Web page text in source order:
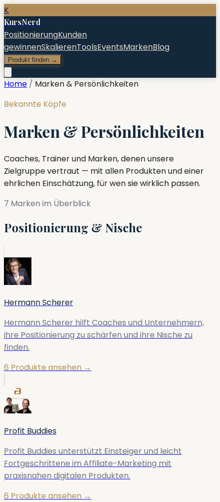
K
KursNerd
PositionierungKunden
gewinnenSkalierenToolsEventsMarkenBlog
Produkt finden →
Home / Marken & Persönlichkeiten
Bekannte Köpfe
Marken & Persönlichkeiten
Coaches, Trainer und Marken, denen unsere
Zielgruppe vertraut — mit allen Produkten und einer
ehrlichen Einschätzung, für wen sie wirklich passen.
7 Marken im Überblick
Positionierung & Nische
Hermann Scherer
Hermann Scherer hilft Coaches und Unternehmern,
ihre Positionierung zu schärfen und ihre Nische zu
finden.
6 Produkte ansehen →
Profit Buddies
Profit Buddies unterstützt Einsteiger und leicht
Fortgeschrittene im Affiliate-Marketing mit
praxisnahen digitalen Produkten.
6 Produkte ansehen →